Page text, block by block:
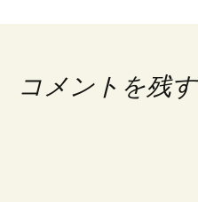
コメントを残す